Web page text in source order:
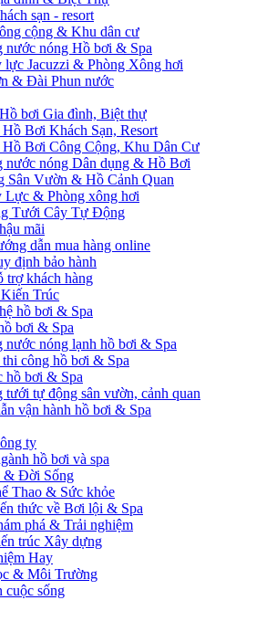
sạn - resort
cộng & Khu dân cư
nước nóng Hồ bơi & Spa
lực Jacuzzi & Phòng Xông hơi
& Đài Phun nước
bơi Gia đình, Biệt thự
Bơi Khách Sạn, Resort
Bơi Công Cộng, Khu Dân Cư
nước nóng Dân dụng & Hồ Bơi
Sân Vườn & Hồ Cảnh Quan
Lực & Phòng xông hơi
Tưới Cây Tự Động
mãi
dẫn mua hàng online
định bảo hành
trợ khách hàng
Trúc
hồ bơi & Spa
bơi & Spa
nước nóng lạnh hồ bơi & Spa
công hồ bơi & Spa
hồ bơi & Spa
tưới tự động sân vườn, cảnh quan
vận hành hồ bơi & Spa
ty
hồ bơi và spa
& Đời Sống
Thao & Sức khỏe
thức về Bơi lội & Spa
phá & Trải nghiệm
trúc Xây dựng
Hay
& Môi Trường
cuộc sống